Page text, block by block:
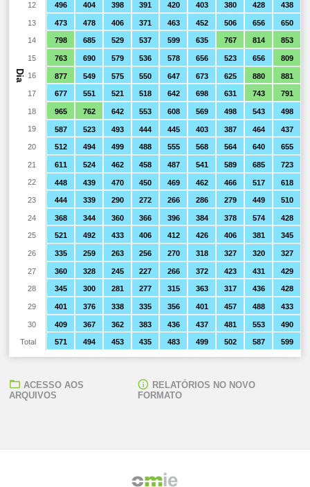
Dia
496 404 398 391 420 403 380 428 438
473 478 406 371 463 452 506 656 650
798 685 529 537 599 635 767 814 853
763 690 579 536 578 656 523 656 809
877 549 575 550 647 673 625 880 881
677 551 521 518 642 698 631 743 791
965 762 642 553 608 569 498 543 498
587 523 493 444 445 403 387 464 437
512 494 499 488 555 568 564 640 655
611 524 462 458 487 541 589 685 723
448 439 470 450 469 462 466 517 618
444 339 290 272 266 286 279 449 510
368 344 360 366 396 384 378 574 428
521 492 433 406 412 426 406 381 345
335 259 263 256 270 318 327 320 327
360 328 245 227 266 372 423 431 429
345 300 281 277 315 363 317 436 428
401 376 338 335 356 401 457 488 433
409 367 362 383 436 437 481 553 490
571 494 453 435 483 499 502 587 599
12
13
14
15
16
17
18
19
20
21
22
23
24
25
26
27
28
29
30
Total
ACESSO AOS
ARQUIVOS
RELATÓRIOS NO NOVO
FORMATO